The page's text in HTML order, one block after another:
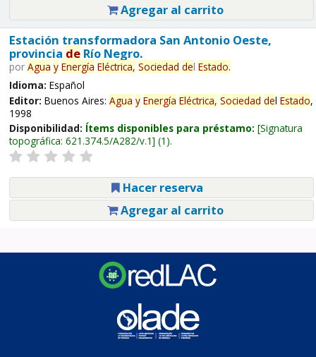
Agregar al carrito
Estación transformadora San Antonio Oeste,
provincia deRío Negro.
por Agua y Energía Eléctrica, Sociedad del Estado.
Idioma: Español
Editor: Buenos Aires: Agua y Energía Eléctrica, Sociedad del Estado,
1998
Disponibilidad: Ítems disponibles para préstamo: Signatura
topográfica: 621.374.5/A282/v.1 (1).
Hacer reserva
Agregar al carrito